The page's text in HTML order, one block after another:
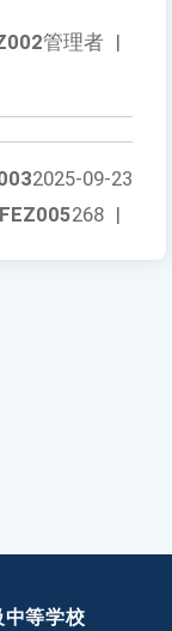
管理者 |
2025-09-23
FEZ005268 |
中等学校